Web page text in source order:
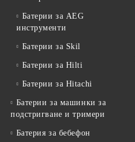
Батерии за AEG
инструменти
Батерии за Skil
Батерии за Hilti
Батерии за Hitachi
Батерии за машинки за
подстригване и тримери
Батерия за бебефон